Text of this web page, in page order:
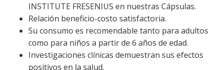
INSTITUTE FRESENIUS en nuestras Cápsulas.
Relación beneficio-costo satisfactoria.
Su consumo es recomendable tanto para adultos
como para niños a partir de 6 años de edad.
Investigaciones clínicas demuestran sus efectos
positivos en la salud.